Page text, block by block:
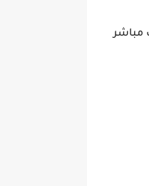
مباشر